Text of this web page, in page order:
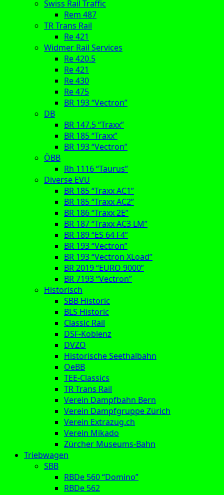
Swiss Rail Traffic
Rem 487
TR Trans Rail
Re 421
Widmer Rail Services
Re 420.5
Re 421
Re 430
Re 475
BR 193 “Vectron”
DB
BR 147.5 “Traxx”
BR 185 “Traxx”
BR 193 “Vectron”
ÖBB
Rh 1116 “Taurus”
Diverse EVU
BR 185 “Traxx AC1”
BR 185 “Traxx AC2”
BR 186 “Traxx 2E”
BR 187 “Traxx AC3 LM”
BR 189 “ES 64 F4”
BR 193 “Vectron”
BR 193 “Vectron XLoad”
BR 2019 “EURO 9000”
BR 7193 “Vectron”
Historisch
SBB Historic
BLS Historic
Classic Rail
DSF-Koblenz
DVZO
Historische Seethalbahn
OeBB
TEE-Classics
TR Trans Rail
Verein Dampfbahn Bern
Verein Dampfgruppe Zürich
Verein Extrazug.ch
Verein Mikado
Zürcher Museums-Bahn
Triebwagen
SBB
RBDe 560 “Domino”
RBDe 562